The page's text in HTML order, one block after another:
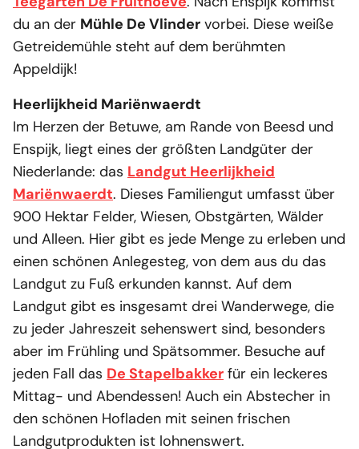
du an der Mühle De Vlinder vorbei. Diese weiße
Getreidemühle steht auf dem berühmten
Appeldijk!
Heerlijkheid Mariënwaerdt
Im Herzen der Betuwe, am Rande von Beesd und
Enspijk, liegt eines der größten Landgüter der
Niederlande: das Landgut Heerlijkheid
Mariënwaerdt. Dieses Familiengut umfasst über
900 Hektar Felder, Wiesen, Obstgärten, Wälder
und Alleen. Hier gibt es jede Menge zu erleben und
einen schönen Anlegesteg, von dem aus du das
Landgut zu Fuß erkunden kannst. Auf dem
Landgut gibt es insgesamt drei Wanderwege, die
zu jeder Jahreszeit sehenswert sind, besonders
aber im Frühling und Spätsommer. Besuche auf
jeden Fall das De Stapelbakker für ein leckeres
Mittag- und Abendessen! Auch ein Abstecher in
den schönen Hofladen mit seinen frischen
Landgutprodukten ist lohnenswert.